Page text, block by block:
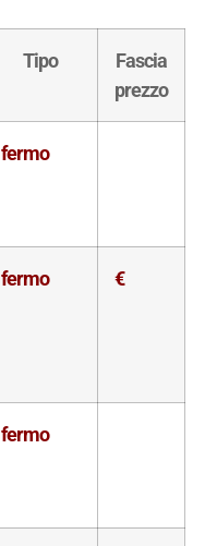
Tipo
Fascia
prezzo
fermo
fermo €
fermo